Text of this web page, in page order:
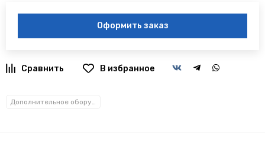
Оформить заказ
В избранное
Дополнительное оборудование и аксессуары